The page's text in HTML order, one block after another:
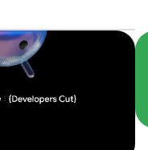
а также
для